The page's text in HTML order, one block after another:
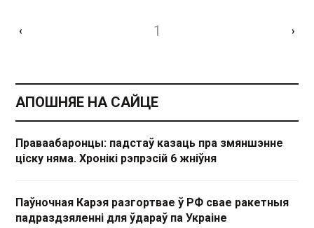
‹ 1 ›
АПОШНЯЕ НА САЙЦЕ
Праваабаронцы: падстаў казаць пра змяншэнне
ціску няма. Хронікі рэпрэсій 6 жніўня
Паўночная Карэя разгортвае ў РФ свае ракетныя
падраздзяленні для ўдараў па Украіне